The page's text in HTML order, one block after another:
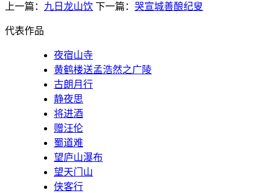
上一篇： 九日龙山饮 下一篇： 哭宣城善酿纪叟
代表作品
夜宿山寺
黄鹤楼送孟浩然之广陵
古朗月行
静夜思
将进酒
赠汪伦
蜀道难
望庐山瀑布
望天门山
侠客行